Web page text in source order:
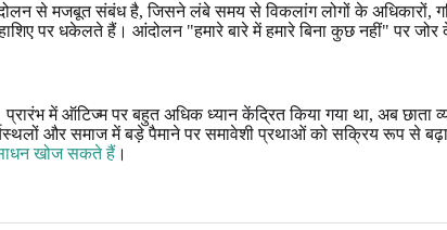
से मजबूत संबंध है, जिसने लंबे समय से विकलांग लोगों के अधिकारों,
पर धकेलते हैं। आंदोलन "हमारे बारे में हमारे बिना कुछ नहीं" पर जोर
प्रारंभ में ऑटिज्म पर बहुत अधिक ध्यान केंद्रित किया गया था, अब
और समाज में बड़े पैमाने पर समावेशी प्रथाओं को सक्रिय रूप से
खोज सकते हैं ।